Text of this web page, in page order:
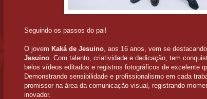
Seguindo os passos do pai!
O jovem Kaká de Jesuino , aos 16 anos, vem se
Jesuino . Com talento, criatividade e dedicação, tem
belos vídeos editados e registros fotográficos de excelente
Demonstrando sensibilidade e profissionalismo em cada
promissor na área da comunicação visual, registrando
inovador.